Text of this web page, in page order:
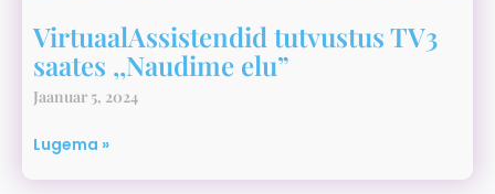
VirtuaalAssistendid tutvustus TV3
saates ,,Naudime elu”
Jaanuar 5, 2024
Lugema »